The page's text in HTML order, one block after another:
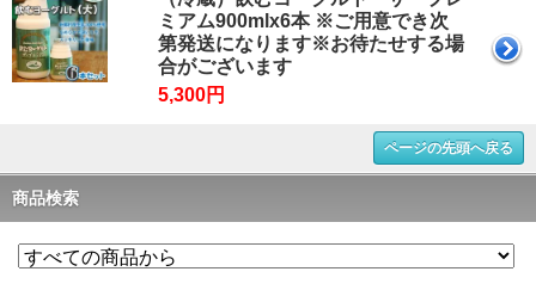
ミアム900mlx6本 ※ご用意でき次
第発送になります※お待たせする場
合がございます
5,300円
ページの先頭へ戻る
商品検索